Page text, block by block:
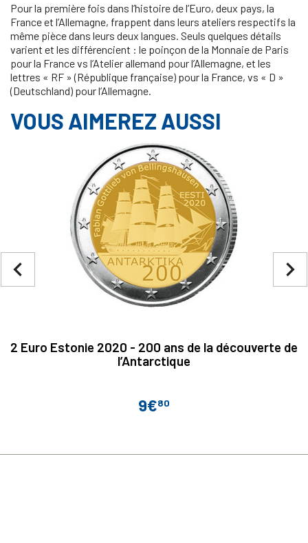
Pour la première fois dans l’histoire de l’Euro, deux pays, la
France et l’Allemagne, frappent dans leurs ateliers respectifs la
même pièce dans leurs deux langues. Seuls quelques détails
varient et les différencient : le poinçon de la Monnaie de Paris
pour la France vs l’Atelier allemand pour l’Allemagne, et les
lettres « RF » (République française) pour la France, vs « D »
(Deutschland) pour l’Allemagne.
VOUS AIMEREZ AUSSI
2 Euro Estonie 2020 - 200 ans de la découverte de
l’Antarctique
Prix
9€80
navigate_next
navigate_before